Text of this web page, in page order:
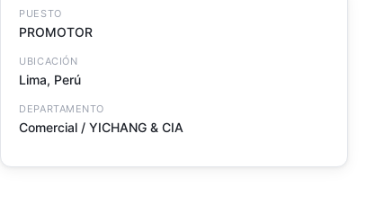
PUESTO
PROMOTOR
UBICACIÓN
Lima, Perú
DEPARTAMENTO
Comercial / YICHANG & CIA